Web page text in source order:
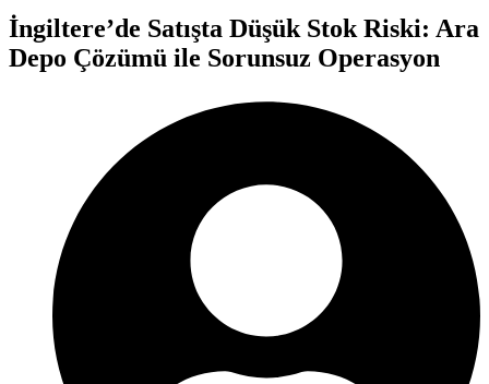
İngiltere’de Satışta Düşük Stok Riski: Ara
Depo Çözümü ile Sorunsuz Operasyon